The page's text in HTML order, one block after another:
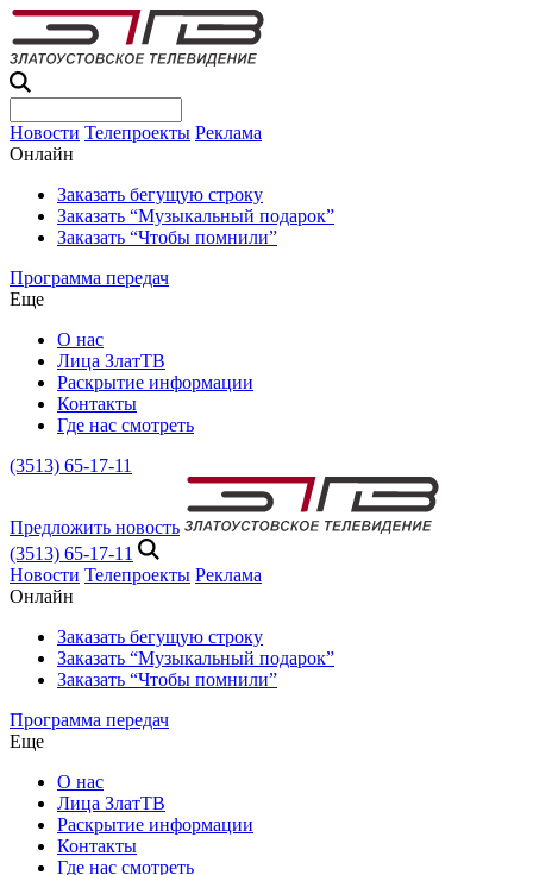
Новости Телепроекты Реклама
Онлайн
Заказать бегущую строку
Заказать “Музыкальный подарок”
Заказать “Чтобы помнили”
Программа передач
Еще
О нас
Лица ЗлатТВ
Раскрытие информации
Контакты
Где нас смотреть
(3513) 65-17-11
Предложить новость
(3513) 65-17-11
Новости Телепроекты Реклама
Онлайн
Заказать бегущую строку
Заказать “Музыкальный подарок”
Заказать “Чтобы помнили”
Программа передач
Еще
О нас
Лица ЗлатТВ
Раскрытие информации
Контакты
Где нас смотреть